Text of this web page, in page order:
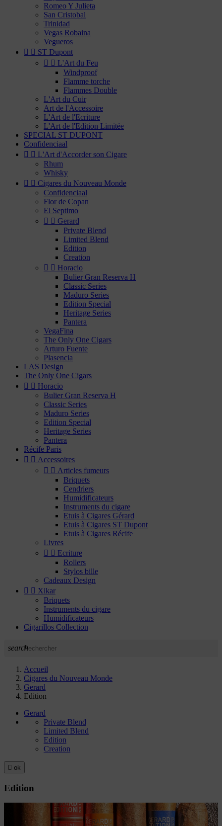
Romeo Y Julieta
San Cristobal
Trinidad
Vegas Robaina
Vegueros
  ST Dupont
  L'Art du Feu
Windproof
Flamme torche
Flammes Double
L'Art du Cuir
Art de l'Accessoire
L'Art de l'Ecriture
L'Art de l'Edition Limitée
SPECIAL ST DUPONT
Confidenciaal
  L'Art d'Accorder son Cigare
Rhum
Whisky
  Cigares du Nouveau Monde
Confidenciaal
Flor de Copan
El Septimo
  Gerard
Private Blend
Limited Blend
Edition
Creation
  Horacio
Bulier Gran Reserva H
Classic Series
Maduro Series
Edition Special
Heritage Series
Pantera
VegaFina
The Only One Cigars
Arturo Fuente
Plasencia
LAS Design
The Only One Cigars
  Horacio
Bulier Gran Reserva H
Classic Series
Maduro Series
Edition Special
Heritage Series
Pantera
Récife Paris
  Accessoires
  Articles fumeurs
Briquets
Cendriers
Humidificateurs
Instruments du cigare
Etuis à Cigares Gérard
Etuis à Cigares ST Dupont
Etuis à Cigares Récife
Livres
  Ecriture
Rollers
Stylos bille
Cadeaux Design
  Xikar
Briquets
Instruments du cigare
Humidificateurs
Cigarillos Collection
search
Accueil
Cigares du Nouveau Monde
Gerard
Edition
Gerard
Private Blend
Limited Blend
Edition
Creation
 ok
Edition